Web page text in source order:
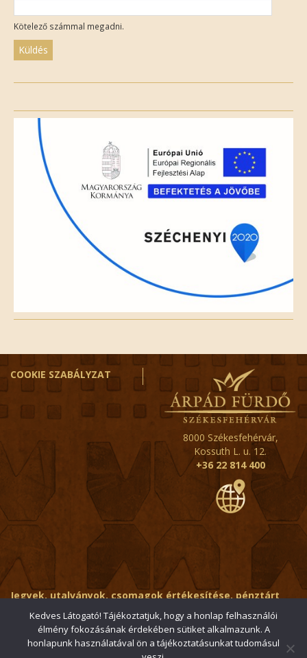
Kötelező számmal megadni.
field
empty.
COOKIE SZABÁLYZAT
8000 Székesfehérvár,
Kossuth L. u. 12.
+36 22 814 400
Jegyek, utalványok, csomagok értékesítése, pénztárt
érintő kérdések:
ertekesito@fehervar-arpadfurdo.hu
Általános érdeklődés: info@fehervar-arpadfurdo.hu
Kedves Látogató! Tájékoztatjuk, hogy a honlap felhasználói
élmény fokozásának érdekében sütiket alkalmazunk. A
honlapunk használatával ön a tájékoztatásunkat tudomásul